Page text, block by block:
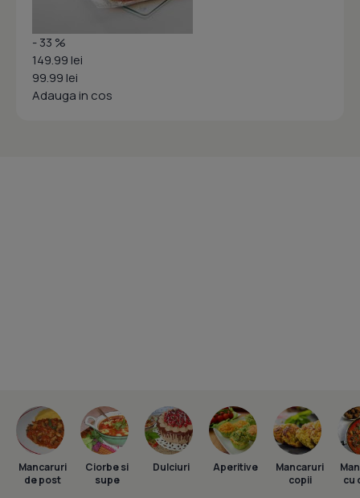
- 33 %
149.99 lei
99.99 lei
Adauga in cos
Mancaruri
de post
Ciorbe si
supe
Dulciuri Aperitive
Mancaruri
copii
cu